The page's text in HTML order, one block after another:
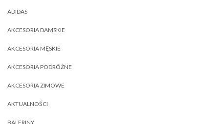
ADIDAS
AKCESORIA DAMSKIE
AKCESORIA MĘSKIE
AKCESORIA PODRÓŻNE
AKCESORIA ZIMOWE
AKTUALNOŚCI
BALERINY